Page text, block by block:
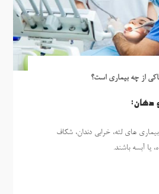
از چه بیماری است؟
دهان:
های لثه، خرابی دندان، شکاف
یا آبسه باشند.